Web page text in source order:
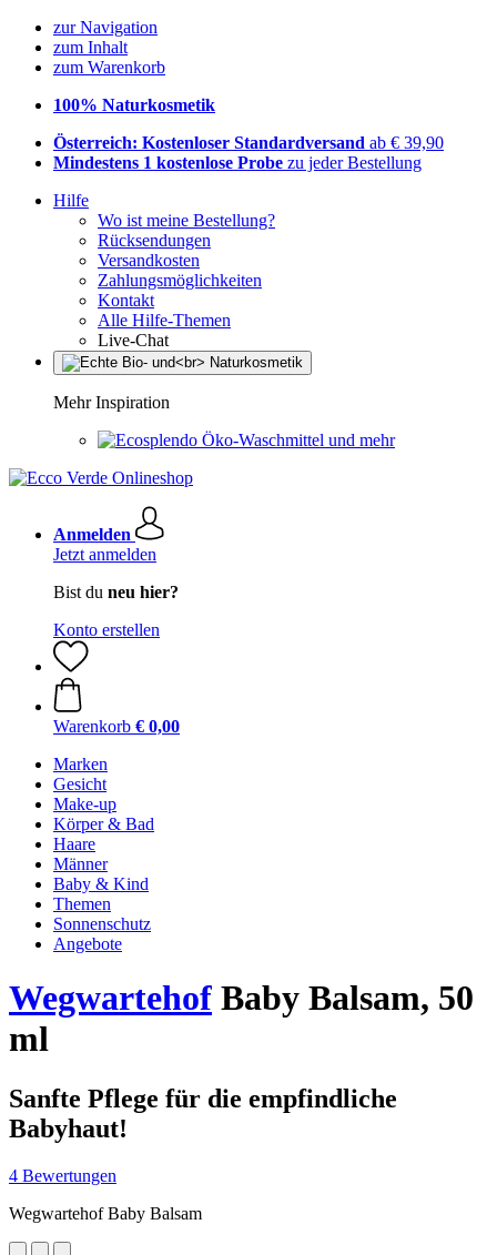
zur Navigation
zum Inhalt
zum Warenkorb
100% Naturkosmetik
Österreich: Kostenloser Standardversand ab € 39,90
Mindestens 1 kostenlose Probe zu jeder Bestellung
Hilfe
Wo ist meine Bestellung?
Rücksendungen
Versandkosten
Zahlungsmöglichkeiten
Kontakt
Alle Hilfe-Themen
Live-Chat
Mehr Inspiration
Öko-Waschmittel und mehr
Anmelden
Jetzt anmelden
Bist du neu hier?
Konto erstellen
Warenkorb € 0,00
Marken
Gesicht
Make-up
Körper & Bad
Haare
Männer
Baby & Kind
Themen
Sonnenschutz
Angebote
Wegwartehof Baby Balsam, 50
ml
Sanfte Pflege für die empfindliche
Babyhaut!
4 Bewertungen
Wegwartehof Baby Balsam